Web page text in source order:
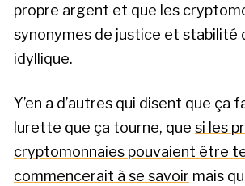
propre argent et que les
synonymes de justice et stabilité
idyllique.
Y’en a d’autres qui disent que ça
lurette que ça tourne, que si les
cryptomonnaies pouvaient être
commencerait à se savoir mais